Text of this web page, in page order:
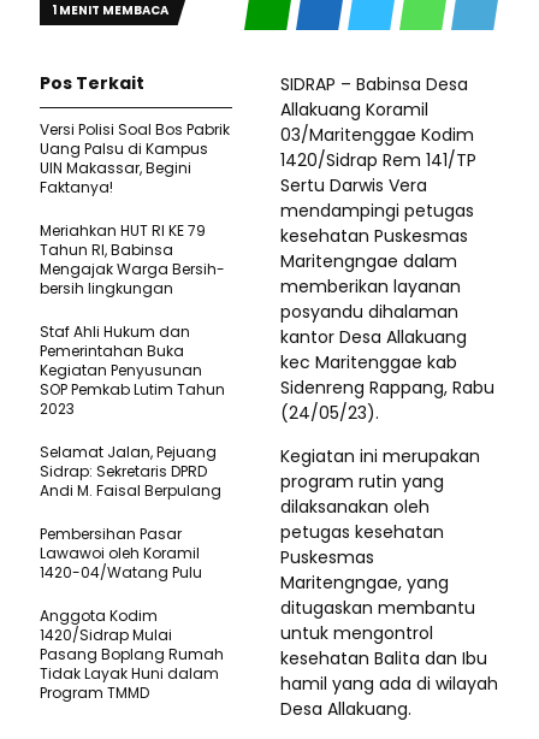
1 MENIT MEMBACA
SIDRAP – Babinsa Desa
Allakuang Koramil
03/Maritenggae Kodim
1420/Sidrap Rem 141/TP
Sertu Darwis Vera
mendampingi petugas
kesehatan Puskesmas
Maritengngae dalam
memberikan layanan
posyandu dihalaman
kantor Desa Allakuang
kec Maritenggae kab
Sidenreng Rappang, Rabu
(24/05/23).
Kegiatan ini merupakan
program rutin yang
dilaksanakan oleh
petugas kesehatan
Puskesmas
Maritengngae, yang
ditugaskan membantu
untuk mengontrol
kesehatan Balita dan Ibu
hamil yang ada di wilayah
Desa Allakuang.
Pos Terkait
Versi Polisi Soal Bos Pabrik
Uang Palsu di Kampus
UIN Makassar, Begini
Faktanya!
Meriahkan HUT RI KE 79
Tahun RI, Babinsa
Mengajak Warga Bersih-
bersih lingkungan
Staf Ahli Hukum dan
Pemerintahan Buka
Kegiatan Penyusunan
SOP Pemkab Lutim Tahun
2023
Selamat Jalan, Pejuang
Sidrap: Sekretaris DPRD
Andi M. Faisal Berpulang
Pembersihan Pasar
Lawawoi oleh Koramil
1420-04/Watang Pulu
Anggota Kodim
1420/Sidrap Mulai
Pasang Boplang Rumah
Tidak Layak Huni dalam
Program TMMD